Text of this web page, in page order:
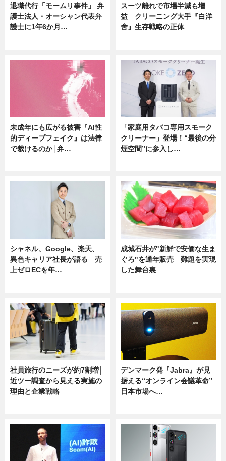
退職代行「モームリ事件」 弁
護士法人・オーシャン代表弁
護士に1年6か月…
スーツ離れで市場半減も増
益 クリーニング大手『白洋
舍』生存戦略の正体
未成年にも広がる被害『AI性
的ディープフェイク』は法律
で裁けるのか│弁…
「家庭用タバコ専用スモーク
クリーナー」登場！“最後の分
煙空間”に参入し…
シャネル、Google、楽天、
異色キャリア社長が語る 売
上ゼロECを年…
成城石井が"新鮮で安価な生ま
ぐろ"を通年販売 難題を実現
した舞台裏
社員旅行のニーズが約7割増│
近ツー調査から見える実施の
理由と企業戦略
デンマーク発『Jabra』が見
据える“オンライン会議革命”
日本市場へ…